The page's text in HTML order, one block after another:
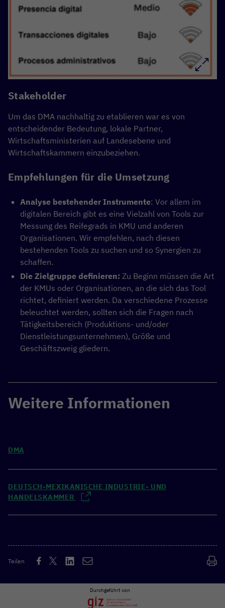
Stakeholder
Um das DMA nachhaltig zu etablieren war es von
entscheidender Bedeutung, lokale Partner,
Wirtschaftsministerien auf Landesebene und
Wirtschaftskammern einzubeziehen.
Empfehlungen für die Umsetzung
Analyse bestehender Instrumente: Vor allem im
digitalen Bereich gibt es eine Vielzahl von Tools zur
Messung des Reifegrads in KMU und anderen
Organisationen. Wir empfehlen, nach diesen
bestehenden Tools zu suchen und so Synergien zu
schaffen.
Die Zielgruppe definieren: Zu Beginn müssen die Art
der KMUs oder Organisationen, an die sich das Tool
richtet, definiert werden. Da verschiedene Prozesse
beleuchtet werden, sollten sich die Fragen nach
Tätigkeitsbereich (Produktions- und/oder
Dienstleistungsunternehmen), Größe und
Geschäftszweig gliedern.
Weitere Informationen
DMA
DEUTSCH-MEXIKANISCHE INDUSTRIE- UND
HANDELSKAMMER
Teilen
Durchgeführt von